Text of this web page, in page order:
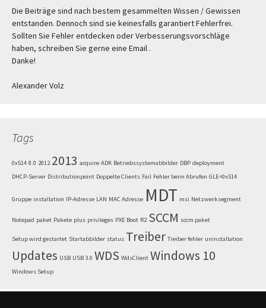
Die Beiträge sind nach bestem gesammelten Wissen / Gewissen
entstanden. Dennoch sind sie keinesfalls garantiert Fehlerfrei.
Sollten Sie Fehler entdecken oder Verbesserungsvorschläge
haben, schreiben Sie gerne eine Email .
Danke!
Alexander Volz
Tags
0x514 8.0 2012 2013 acquire ADK Betriebssystemabbilder DBP deployment
DHCP-Server Distributionpoint Doppelte Clients Fail Fehler beim Abrufen GLE=0x514
Gruppe installation IP-Adresse LAN MAC Adresse MDT msi Netzwerksegment
Notepad paket Pakete plus privileges PXE Boot R2 SCCM sccm paket
Setup wird gestartet Startabbilder status Treiber Treiber fehler uninstallation
Updates USB USB 3.0 WDS WdsClient Windows 10
Windows Setup